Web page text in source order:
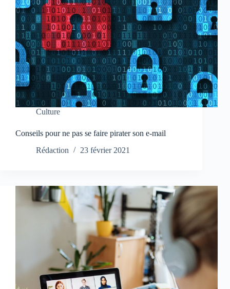
Culture
Conseils pour ne pas se faire pirater son e-mail
Rédaction
23 février 2021